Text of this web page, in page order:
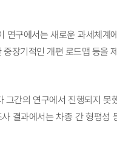
구에서는 새로운 과세체계
장기적인 개편 로드맵 등을
간의 연구에서 진행되지 못
결과에서는 차종 간 형평성